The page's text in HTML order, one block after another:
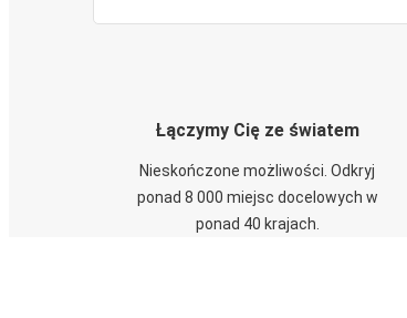
Łączymy Cię ze światem
Nieskończone możliwości. Odkryj
ponad 8 000 miejsc docelowych w
ponad 40 krajach.